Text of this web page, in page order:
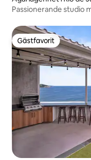
Passionerande studio
Gästfavorit
Gästfavorit